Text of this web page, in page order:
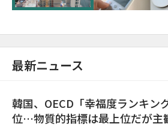
最新ニュース
韓国、OECD「幸福度ランキン
位…物質的指標は最上位だが主